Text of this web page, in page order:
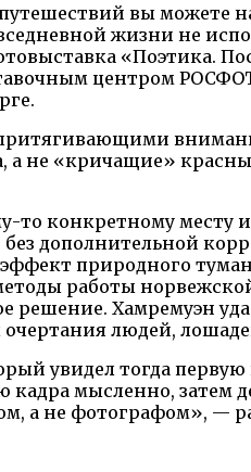
вы можете
жизни не
«Поэтика.
центром
а не «кричащие»
конкретному месту
дополнительной
природного
работы
Хамремуэн
людей,
увидел тогда первую
мысленно, затем
а не фотографом», —